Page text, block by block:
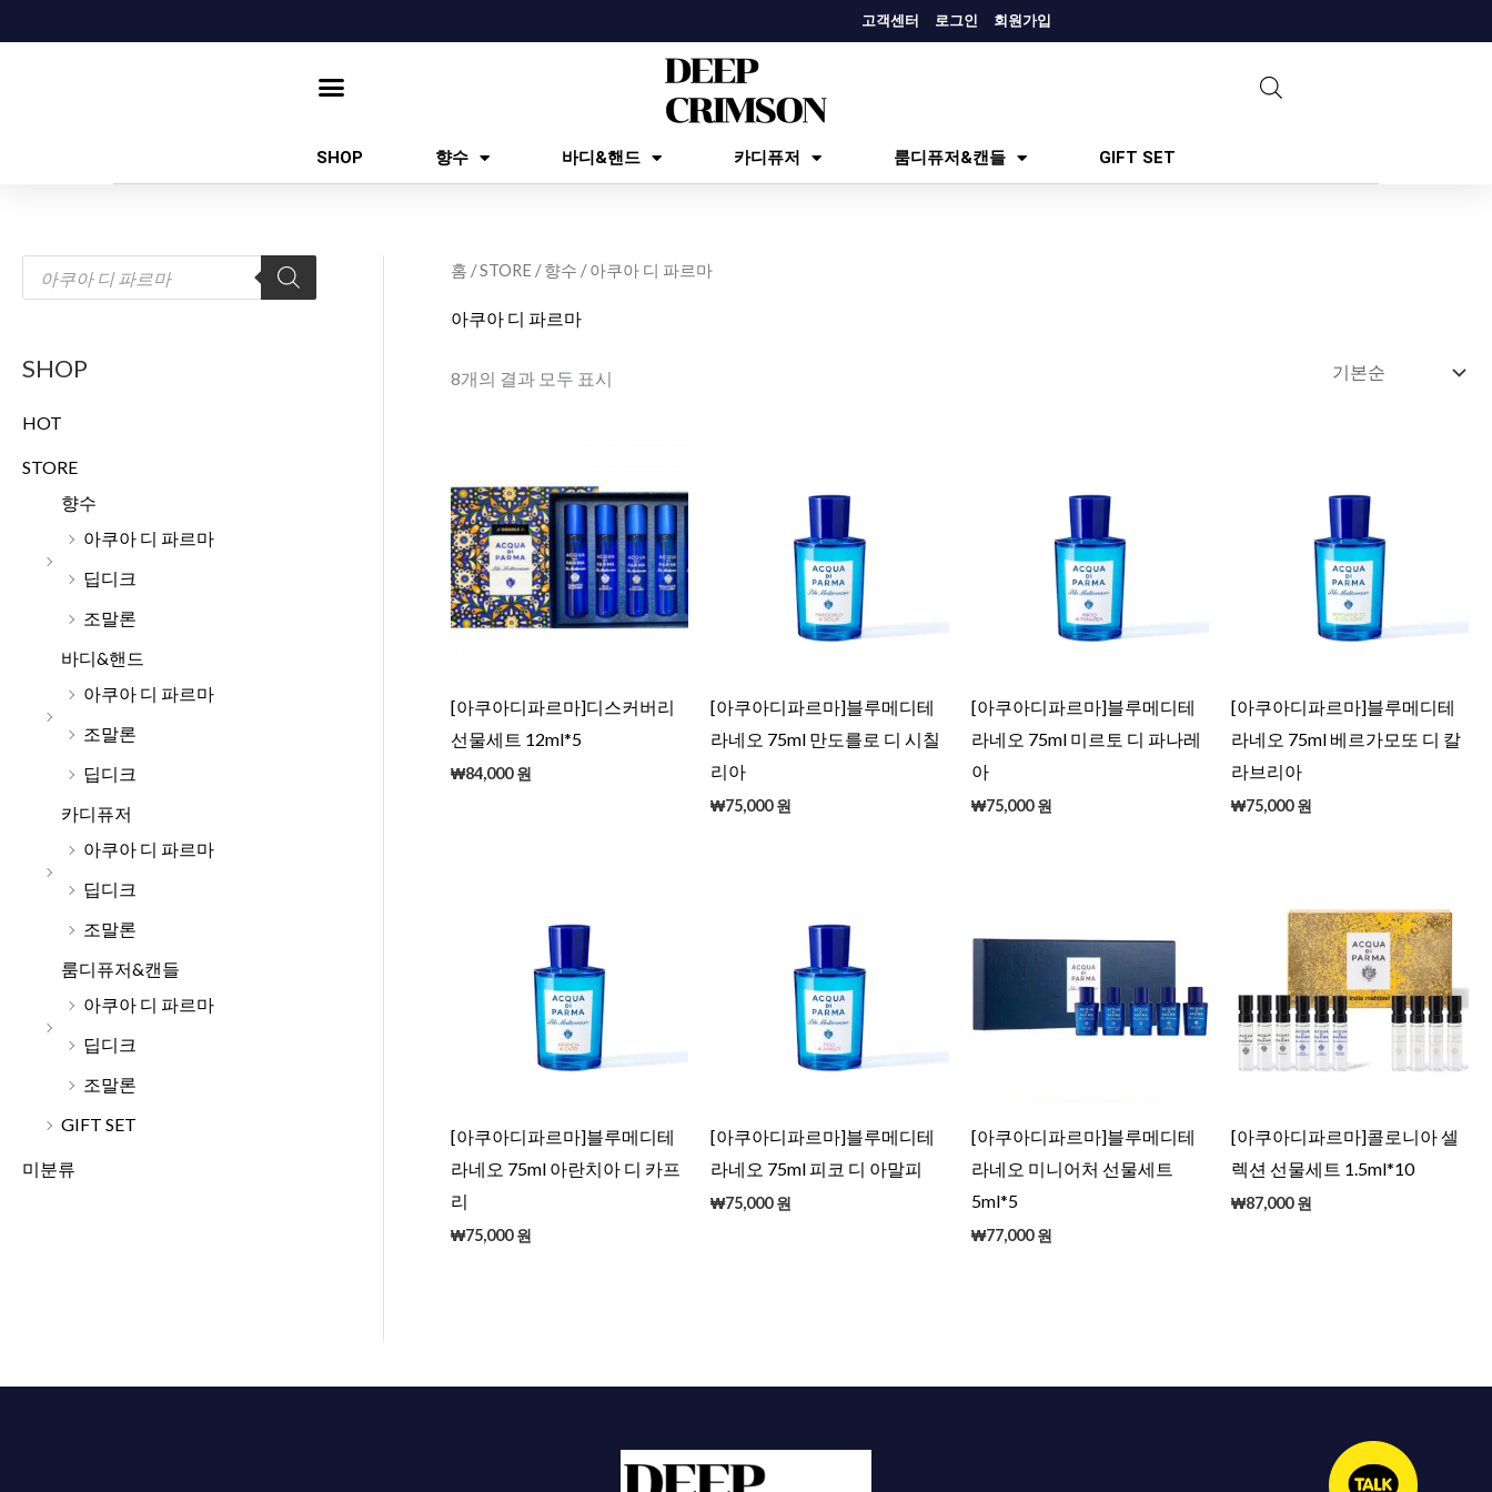
텐
고객센터 로그인 회원가입
SHOP 향수 바디&핸드 카디퓨저 룸디퓨저&캔들 GIFT SET
상
검
SHOP
HOT
STORE
향수
아쿠아 디 파르마
딥디크
조말론
바디&핸드
아쿠아 디 파르마
조말론
딥디크
카디퓨저
아쿠아 디 파르마
딥디크
조말론
룸디퓨저&캔들
아쿠아 디 파르마
딥디크
조말론
GIFT SET
미분류
홈 /STORE /향수 / 아쿠아 디 파르마
아쿠아 디 파르마
8개의 결과 모두 표시
[아쿠아디파르마]디스커버리
선물세트 12ml*5
₩84,000원
[아쿠아디파르마]블루메디테
라네오 75ml 만도를로 디 시칠
리아
₩75,000원
[아쿠아디파르마]블루메디테
라네오 75ml 미르토 디 파나레
아
₩75,000원
[아쿠아디파르마]블루메디테
라네오 75ml 베르가모또 디 칼
라브리아
₩75,000원
[아쿠아디파르마]블루메디테
라네오 75ml 아란치아 디 카프
리
₩75,000원
[아쿠아디파르마]블루메디테
라네오 75ml 피코 디 아말피
₩75,000원
[아쿠아디파르마]블루메디테
라네오 미니어처 선물세트
5ml*5
₩77,000원
[아쿠아디파르마]콜로니아 셀
렉션 선물세트 1.5ml*10
₩87,000원